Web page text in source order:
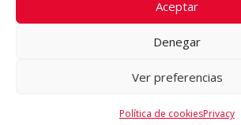
Aceptar
Denegar
Ver preferencias
Política de cookiesPrivacy